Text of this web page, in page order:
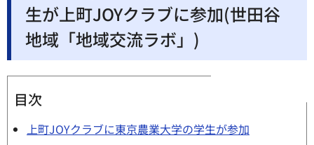
生が上町JOYクラブに参加(世田谷
地域「地域交流ラボ」)
目次
上町JOYクラブに東京農業大学の学生が参加